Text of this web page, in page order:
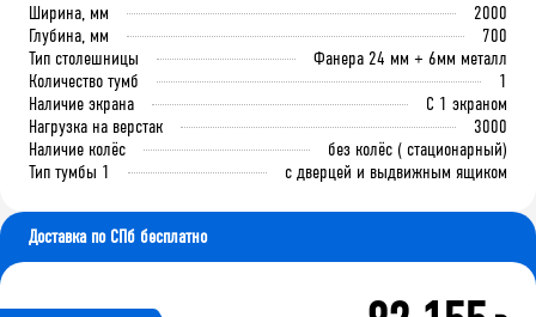
Ширина, мм
2000
Глубина, мм
700
Тип столешницы
Фанера 24 мм + 6мм металл
Количество тумб
1
Наличие экрана
С 1 экраном
Нагрузка на верстак
3000
Наличие колёс
без колёс ( стационарный)
Тип тумбы 1
с дверцей и выдвижным ящиком
Доставка по СПб бесплатно